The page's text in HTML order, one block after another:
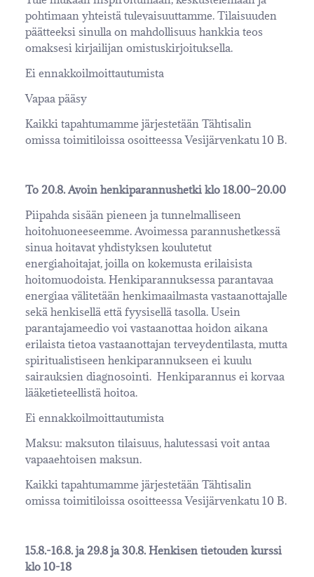
pohtimaan yhteistä tulevaisuuttamme. Tilaisuuden
päätteeksi sinulla on mahdollisuus hankkia teos
omaksesi kirjailijan omistuskirjoituksella.
Ei ennakkoilmoittautumista
Vapaa pääsy
Kaikki tapahtumamme järjestetään Tähtisalin
omissa toimitiloissa osoitteessa Vesijärvenkatu 10 B.
To 20.8. Avoin henkiparannushetki klo 18.00–20.00
Piipahda sisään pieneen ja tunnelmalliseen
hoitohuoneeseemme. Avoimessa parannushetkessä
sinua hoitavat yhdistyksen koulutetut
energiahoitajat, joilla on kokemusta erilaisista
hoitomuodoista. Henkiparannuksessa parantavaa
energiaa välitetään henkimaailmasta vastaanottajalle
sekä henkisellä että fyysisellä tasolla. Usein
parantajameedio voi vastaanottaa hoidon aikana
erilaista tietoa vastaanottajan terveydentilasta, mutta
spiritualistiseen henkiparannukseen ei kuulu
sairauksien diagnosointi. Henkiparannus ei korvaa
lääketieteellistä hoitoa.
Ei ennakkoilmoittautumista
Maksu: maksuton tilaisuus, halutessasi voit antaa
vapaaehtoisen maksun.
Kaikki tapahtumamme järjestetään Tähtisalin
omissa toimitiloissa osoitteessa Vesijärvenkatu 10 B.
15.8.-16.8. ja 29.8 ja 30.8. Henkisen tietouden kurssi
klo 10-18